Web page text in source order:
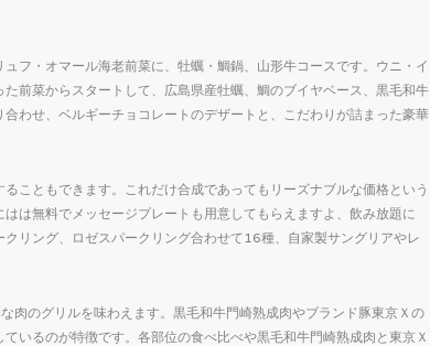
フ・オマール海老前菜に、牡蠣・鯛鍋、山形牛コースです。ウニ・イ
前菜からスタートして、広島県産牡蠣、鯛のブイヤベース、黒毛和牛
わせ、ベルギーチョコレートのデザートと、こだわりが詰まった豪華
こともできます。これだけ合成であってもリーズナブルな価格という
は無料でメッセージプレートも用意してもらえますよ、飲み放題に
リング、ロゼスパークリング合わせて16種、自家製サングリアやレ
肉のグリルを味わえます。黒毛和牛門崎熟成肉やブランド豚東京Ｘの
いるのが特徴です。各部位の食べ比べや黒毛和牛門崎熟成肉と東京Ｘ